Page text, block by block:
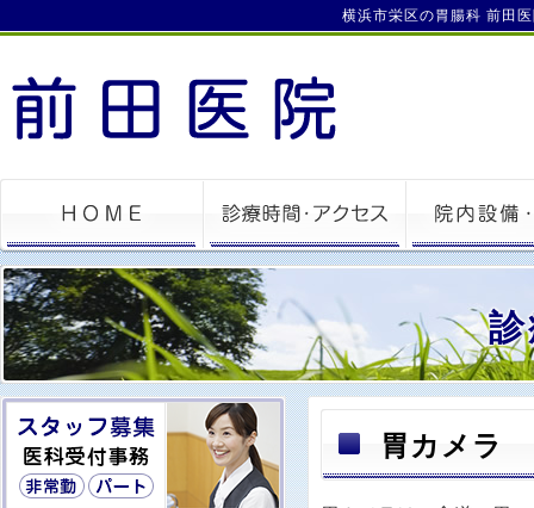
横浜市栄区の胃腸科 前田
胃カメラ